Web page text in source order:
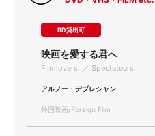
BD貸出可
映画を愛する君へ
Filmlovers! ／ Spectateurs!
アルノー・デプレシャン
外国映画/Foreign Film